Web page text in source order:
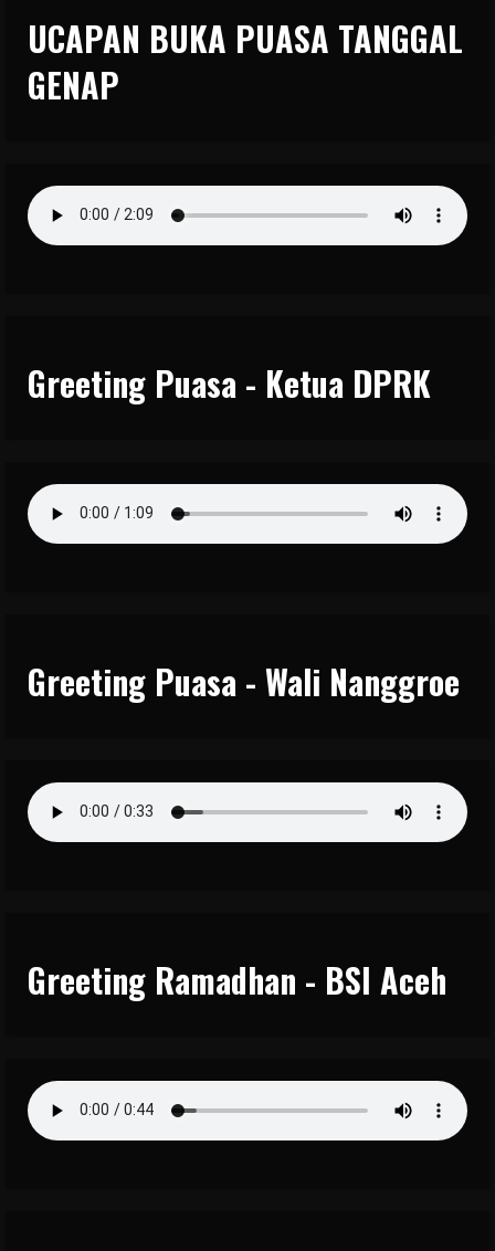
UCAPAN BUKA PUASA TANGGAL
GENAP
Greeting Puasa - Ketua DPRK
Greeting Puasa - Wali Nanggroe
Greeting Ramadhan - BSI Aceh